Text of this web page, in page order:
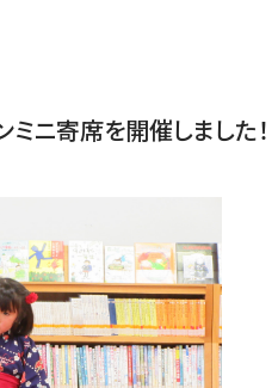
ミニ寄席を開催しました！